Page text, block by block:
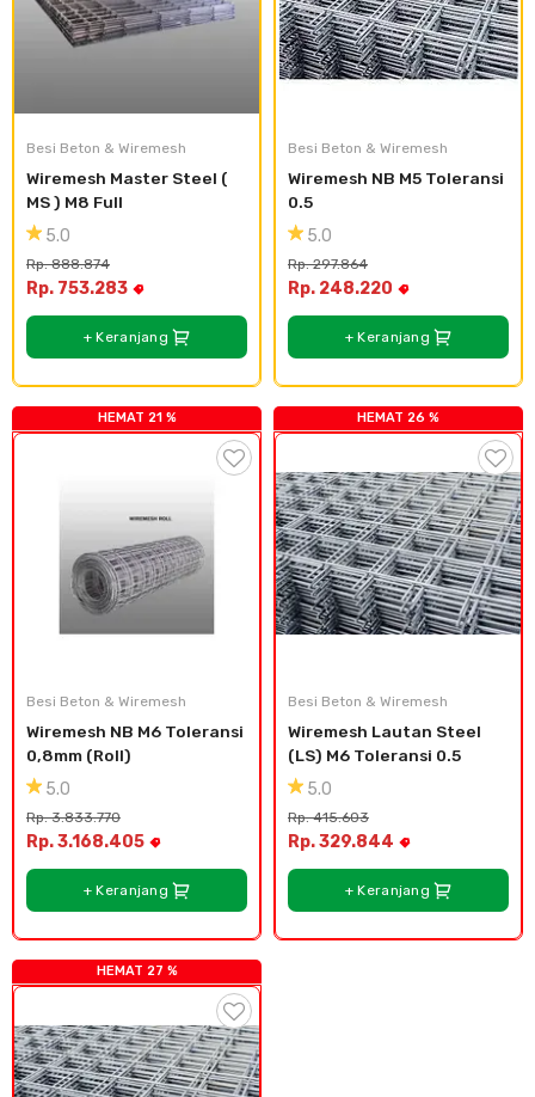
Besi Beton & Wiremesh
Wiremesh Master Steel (
MS ) M8 Full
5.0
Rp. 888.874
Rp. 753.283
+ Keranjang
Besi Beton & Wiremesh
Wiremesh NB M5 Toleransi
0.5
5.0
Rp. 297.864
Rp. 248.220
+ Keranjang
HEMAT 21 %
Besi Beton & Wiremesh
Wiremesh NB M6 Toleransi
0,8mm (Roll)
5.0
Rp. 3.833.770
Rp. 3.168.405
+ Keranjang
HEMAT 26 %
Besi Beton & Wiremesh
Wiremesh Lautan Steel
(LS) M6 Toleransi 0.5
5.0
Rp. 415.603
Rp. 329.844
+ Keranjang
HEMAT 27 %